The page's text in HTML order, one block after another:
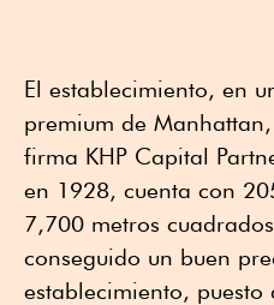
El establecimiento, en
premium de
firma KHP Capital
en 1928, cuenta con
7,700 metros
conseguido un buen
establecimiento, puesto